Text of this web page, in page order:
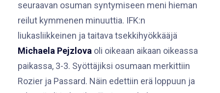
seuraavan osuman syntymiseen meni hieman
reilut kymmenen minuuttia. IFK:n
liukasliikkeinen ja taitava tsekkihyökkääjä
Michaela Pejzlova oli oikeaan aikaan oikeassa
paikassa, 3-3. Syöttäjiksi osumaan merkittiin
Rozier ja Passard. Näin edettiin erä loppuun ja